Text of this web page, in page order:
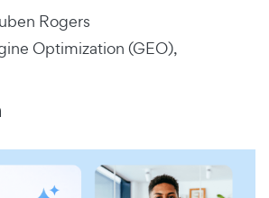
Rogers
Optimization (GEO),